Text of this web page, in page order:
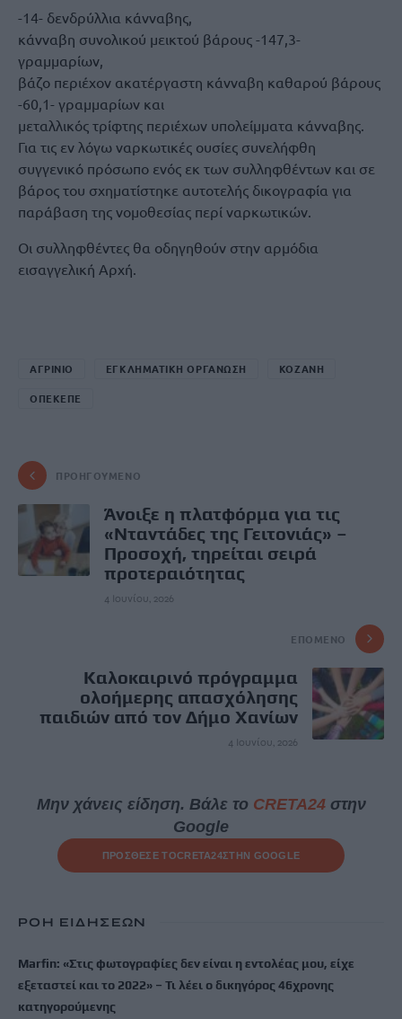
-14- δενδρύλλια κάνναβης,
κάνναβη συνολικού μεικτού βάρους -147,3-
γραμμαρίων,
βάζο περιέχον ακατέργαστη κάνναβη καθαρού βάρους
-60,1- γραμμαρίων και
μεταλλικός τρίφτης περιέχων υπολείμματα κάνναβης.
Για τις εν λόγω ναρκωτικές ουσίες συνελήφθη
συγγενικό πρόσωπο ενός εκ των συλληφθέντων και σε
βάρος του σχηματίστηκε αυτοτελής δικογραφία για
παράβαση της νομοθεσίας περί ναρκωτικών.
Οι συλληφθέντες θα οδηγηθούν στην αρμόδια
εισαγγελική Αρχή.
ΑΓΡΙΝΙΟ ΕΓΚΛΗΜΑΤΙΚΗ ΟΡΓΑΝΩΣΗ ΚΟΖΑΝΗ
ΟΠΕΚΕΠΕ
ΠΡΟΗΓΟΎΜΕΝΟ
Άνοιξε η πλατφόρμα για τις
«Νταντάδες της Γειτονιάς» –
Προσοχή, τηρείται σειρά
προτεραιότητας
4 Ιουνίου, 2026
ΕΠΌΜΕΝΟ
Καλοκαιρινό πρόγραμμα
ολοήμερης απασχόλησης
παιδιών από τον Δήμο Χανίων
4 Ιουνίου, 2026
Μην χάνεις είδηση. Βάλε το CRETA24στην
Google
ΠΡΟΣΘΕΣΕ ΤΟCRETA24ΣΤΗΝ GOOGLE
ΡΟΗ ΕΙΔΗΣΕΩΝ
Marfin: «Στις φωτογραφίες δεν είναι η εντολέας μου, είχε
εξεταστεί και το 2022» – Τι λέει ο δικηγόρος 46χρονης
κατηγορούμενης